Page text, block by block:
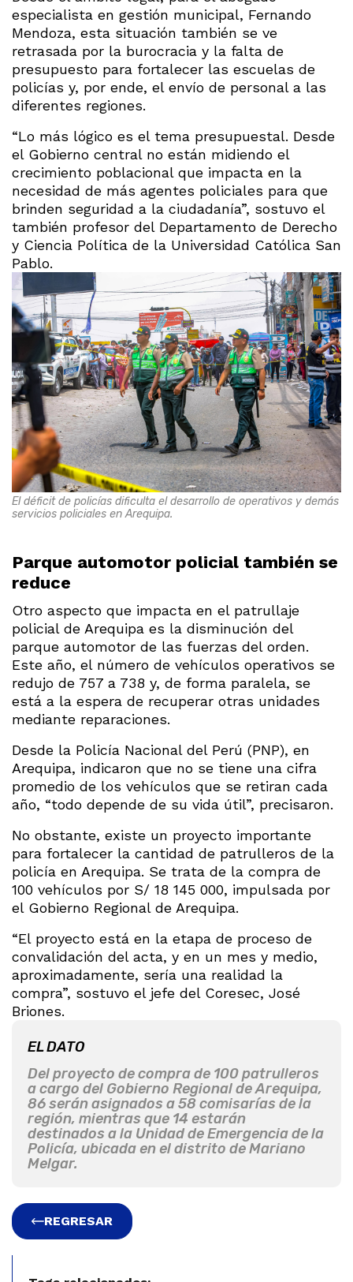
especialista en gestión municipal, Fernando
Mendoza, esta situación también se ve
retrasada por la burocracia y la falta de
presupuesto para fortalecer las escuelas de
policías y, por ende, el envío de personal a las
diferentes regiones.
“Lo más lógico es el tema presupuestal. Desde
el Gobierno central no están midiendo el
crecimiento poblacional que impacta en la
necesidad de más agentes policiales para que
brinden seguridad a la ciudadanía”, sostuvo el
también profesor del Departamento de Derecho
y Ciencia Política de la Universidad Católica San
Pablo.
El déficit de policías dificulta el desarrollo de operativos y demás
servicios policiales en Arequipa.
Parque automotor policial también se
reduce
Otro aspecto que impacta en el patrullaje
policial de Arequipa es la disminución del
parque automotor de las fuerzas del orden.
Este año, el número de vehículos operativos se
redujo de 757 a 738 y, de forma paralela, se
está a la espera de recuperar otras unidades
mediante reparaciones.
Desde la Policía Nacional del Perú (PNP), en
Arequipa, indicaron que no se tiene una cifra
promedio de los vehículos que se retiran cada
año, “todo depende de su vida útil”, precisaron.
No obstante, existe un proyecto importante
para fortalecer la cantidad de patrulleros de la
policía en Arequipa. Se trata de la compra de
100 vehículos por S/ 18 145 000, impulsada por
el Gobierno Regional de Arequipa.
“El proyecto está en la etapa de proceso de
convalidación del acta, y en un mes y medio,
aproximadamente, sería una realidad la
compra”, sostuvo el jefe del Coresec, José
Briones.
EL DATO
Del proyecto de compra de 100 patrulleros
a cargo del Gobierno Regional de Arequipa,
86 serán asignados a 58 comisarías de la
región, mientras que 14 estarán
destinados a la Unidad de Emergencia de la
Policía, ubicada en el distrito de Mariano
Melgar.
REGRESAR